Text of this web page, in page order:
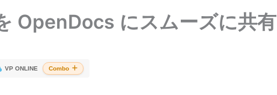
OpenDocs にスムーズに共有
VP ONLINE Combo